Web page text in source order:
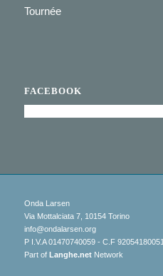
Tournée
FACEBOOK
Onda Larsen
Via Mottalciata 7, 10154 Torino
info@ondalarsen.org
P I.V.A 01470740059 - C.F 92054180051
Part of Langhe.netNetwork